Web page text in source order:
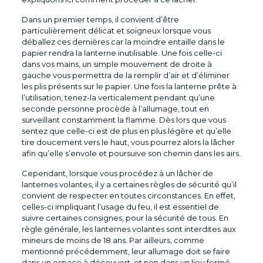
Dans un premier temps, il convient d’être
particulièrement délicat et soigneux lorsque vous
déballez ces dernières car la moindre entaille dans le
papier rendra la lanterne inutilisable. Une fois celle-ci
dans vos mains, un simple mouvement de droite à
gauche vous permettra de la remplir d’air et d’éliminer
les plis présents sur le papier. Une fois la lanterne prête à
l’utilisation, tenez-la verticalement pendant qu’une
seconde personne procède à l’allumage, tout en
surveillant constamment la flamme. Dès lors que vous
sentez que celle-ci est de plus en plus légère et qu’elle
tire doucement vers le haut, vous pourrez alors la lâcher
afin qu’elle s’envole et poursuive son chemin dans les airs.
Cependant, lorsque vous procédez à un lâcher de
lanternes volantes, il y a certaines règles de sécurité qu’il
convient de respecter en toutes circonstances. En effet,
celles-ci impliquant l’usage du feu, il est essentiel de
suivre certaines consignes, pour la sécurité de tous. En
règle générale, les lanternes volantes sont interdites aux
mineurs de moins de 18 ans. Par ailleurs, comme
mentionné précédemment, leur allumage doit se faire